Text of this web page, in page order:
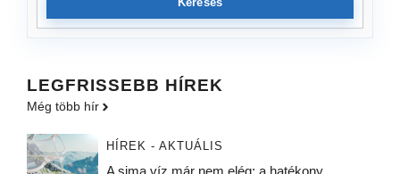
LEGFRISSEBB HÍREK
Még több hír
HÍREK - AKTUÁLIS